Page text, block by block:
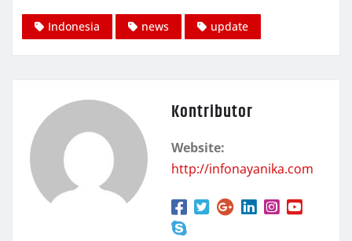
Indonesia news update
Kontributor
Website:
http://infonayanika.com